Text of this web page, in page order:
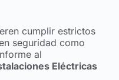
cumplir estrictos
seguridad como
al
Eléctricas